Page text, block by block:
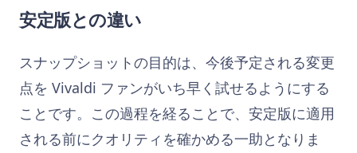
安定版との違い
スナップショットの目的は、今後予定される変更
点を Vivaldi ファンがいち早く試せるようにする
ことです。この過程を経ることで、安定版に適用
される前にクオリティを確かめる一助となりま